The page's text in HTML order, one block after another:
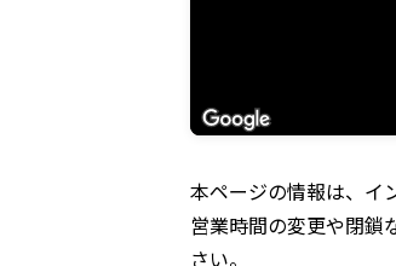
本ページの情報は、イ
営業時間の変更や閉鎖
さい。